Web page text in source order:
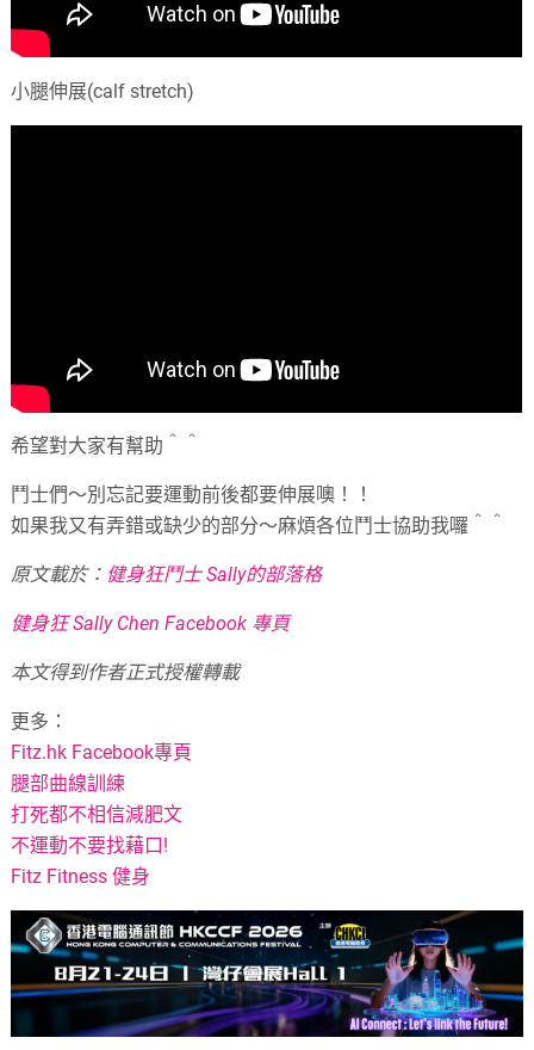
小腿伸展(calf stretch)
希望對大家有幫助＾＾
鬥士們～別忘記要運動前後都要伸展噢！！
如果我又有弄錯或缺少的部分～麻煩各位鬥士協助我囉＾＾
原文載於： 健身狂鬥士 Sally的部落格
健身狂 Sally Chen Facebook 專頁
本文得到作者正式授權轉載
更多：
Fitz.hk Facebook專頁
腿部曲線訓練
打死都不相信減肥文
不運動不要找藉口!
Fitz Fitness 健身